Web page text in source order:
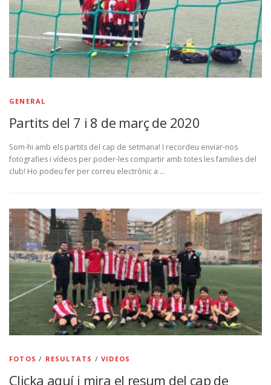
GENERAL
Partits del 7 i 8 de març de 2020
Som-hi amb els partits del cap de setmana! I recordeu enviar-nos
fotografies i vídeos per poder-les compartir amb totes les families del
club! Ho podeu fer per correu electrònic a …
FOTOS / RESULTATS /VIDEOS
Clicka aquí i mira el resum del cap de